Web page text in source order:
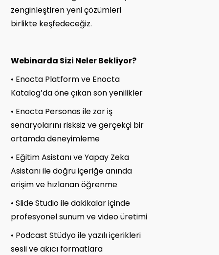
zenginleştiren yeni çözümleri
birlikte keşfedeceğiz.
Webinarda Sizi Neler Bekliyor?
• Enocta Platform ve Enocta
Katalog’da öne çıkan son yenilikler
• Enocta Personas ile zor iş
senaryolarını risksiz ve gerçekçi bir
ortamda deneyimleme
• Eğitim Asistanı ve Yapay Zeka
Asistanı ile doğru içeriğe anında
erişim ve hızlanan öğrenme
• Slide Studio ile dakikalar içinde
profesyonel sunum ve video üretimi
• Podcast Stüdyo ile yazılı içerikleri
sesli ve akıcı formatlara